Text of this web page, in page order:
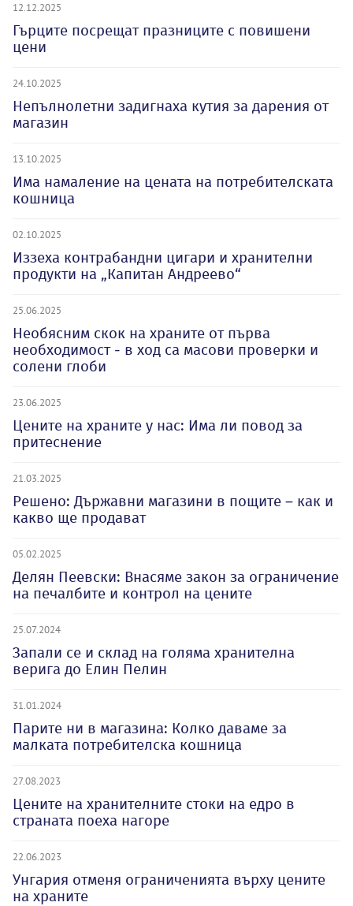
12.12.2025
Гърците посрещат празниците с повишени
цени
24.10.2025
Непълнолетни задигнаха кутия за дарения от
магазин
13.10.2025
Има намаление на цената на потребителската
кошница
02.10.2025
Иззеха контрабандни цигари и хранителни
продукти на „Капитан Андреево“
25.06.2025
Необясним скок на храните от първа
необходимост - в ход са масови проверки и
солени глоби
23.06.2025
Цените на храните у нас: Има ли повод за
притеснение
21.03.2025
Решено: Държавни магазини в пощите – как и
какво ще продават
05.02.2025
Делян Пеевски: Внасяме закон за ограничение
на печалбите и контрол на цените
25.07.2024
Запали се и склад на голяма хранителна
верига до Елин Пелин
31.01.2024
Парите ни в магазина: Колко даваме за
малката потребителска кошница
27.08.2023
Цените на хранителните стоки на едро в
страната поеха нагоре
22.06.2023
Унгария отменя ограниченията върху цените
на храните